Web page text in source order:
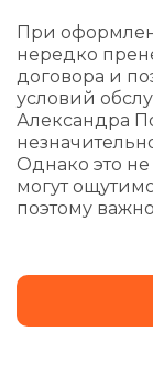
При
нередко
договора и
условий
Александра
Однако это
могут
поэтому